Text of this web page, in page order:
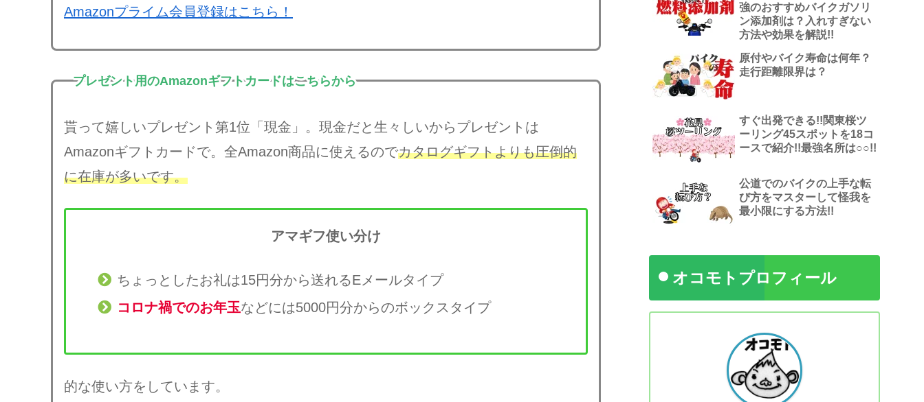
Amazonプライム会員登録はこちら！
プレゼント用のAmazonギフトカードはこちらから
貰って嬉しいプレゼント第1位「現金」。現金だと生々しいからプレゼントは
Amazonギフトカードで。全Amazon商品に使えるのでカタログギフトよりも圧倒的
に在庫が多いです。
アマギフ使い分け
ちょっとしたお礼は15円分から送れるEメールタイプ
コロナ禍でのお年玉などには5000円分からのボックスタイプ
的な使い方をしています。
強のおすすめバイクガソリ
ン添加剤は？入れすぎない
方法や効果を解説!!
原付やバイク寿命は何年？
走行距離限界は？
すぐ出発できる!!関東桜ツ
ーリング45スポットを18コ
ースで紹介!!最強名所は○○!!
公道でのバイクの上手な転
び方をマスターして怪我を
最小限にする方法!!
オコモトプロフィール